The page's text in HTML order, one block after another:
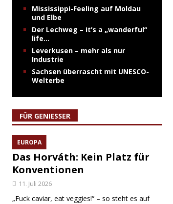
Mississippi-Feeling auf Moldau
und Elbe
Der Lechweg – it’s a „wanderful“
life…
Leverkusen – mehr als nur
Industrie
Sachsen überrascht mit UNESCO-
Welterbe
FÜR GENIESSER
EUROPA
Das Horváth: Kein Platz für
Konventionen
11. Juli 2026
„Fuck caviar, eat veggies!“ – so steht es auf